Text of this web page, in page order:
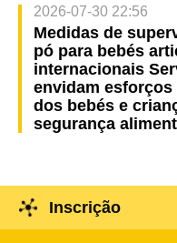
2026-07-30 22:56
Medidas de
pó para bebés
internacionais
envidam esforços
dos bebés e
segurança
Inscrição